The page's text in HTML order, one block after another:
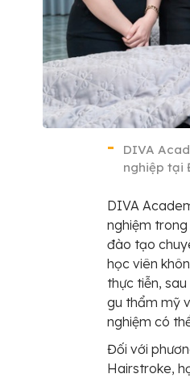
DIVA
nghiệp tại
DIVA
nghiệm
đào tạo
học viên
thực tiễn,
gu thẩm mỹ
nghiệm có
Đối với
Hairstroke,